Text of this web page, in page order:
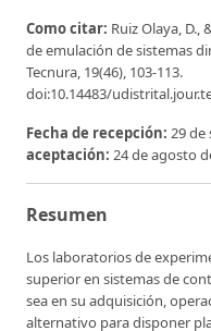
Como citar: Ruiz Olaya, D.,
de emulación de sistemas
Tecnura, 19(46), 103-113.
doi:10.14483/
Fecha de recepción: 29 de
aceptación: 24 de agosto
Resumen
Los laboratorios de
superior en sistemas de
sea en su adquisición,
alternativo para disponer